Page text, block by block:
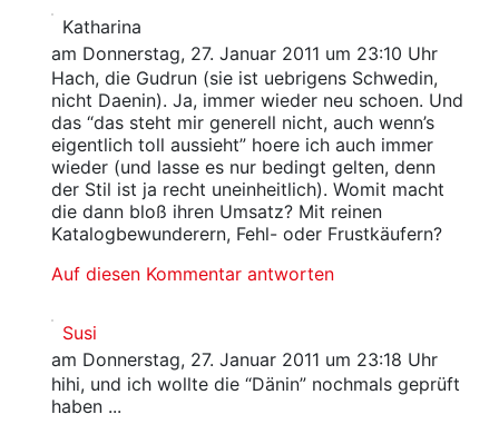
Katharina
am Donnerstag, 27. Januar 2011 um 23:10 Uhr
Hach, die Gudrun (sie ist uebrigens Schwedin,
nicht Daenin). Ja, immer wieder neu schoen. Und
das “das steht mir generell nicht, auch wenn’s
eigentlich toll aussieht” hoere ich auch immer
wieder (und lasse es nur bedingt gelten, denn
der Stil ist ja recht uneinheitlich). Womit macht
die dann bloß ihren Umsatz? Mit reinen
Katalogbewunderern, Fehl- oder Frustkäufern?
Auf diesen Kommentar antworten
Susi
am Donnerstag, 27. Januar 2011 um 23:18 Uhr
hihi, und ich wollte die “Dänin” nochmals geprüft
haben ...